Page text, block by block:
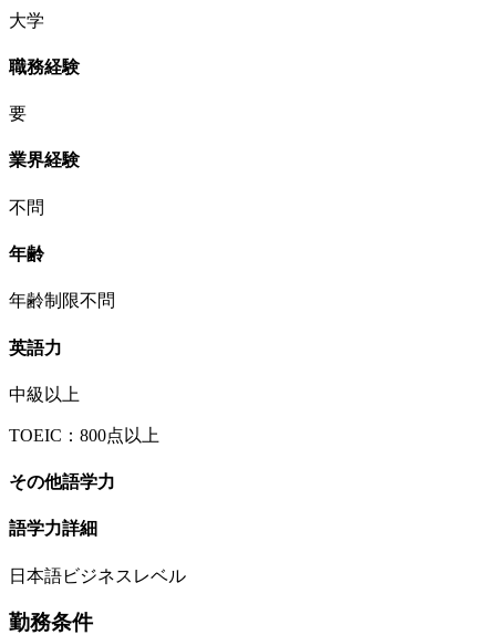
大学
職務経験
要
業界経験
不問
年齢
年齢制限不問
英語力
中級以上
TOEIC：800点以上
その他語学力
語学力詳細
日本語ビジネスレベル
勤務条件